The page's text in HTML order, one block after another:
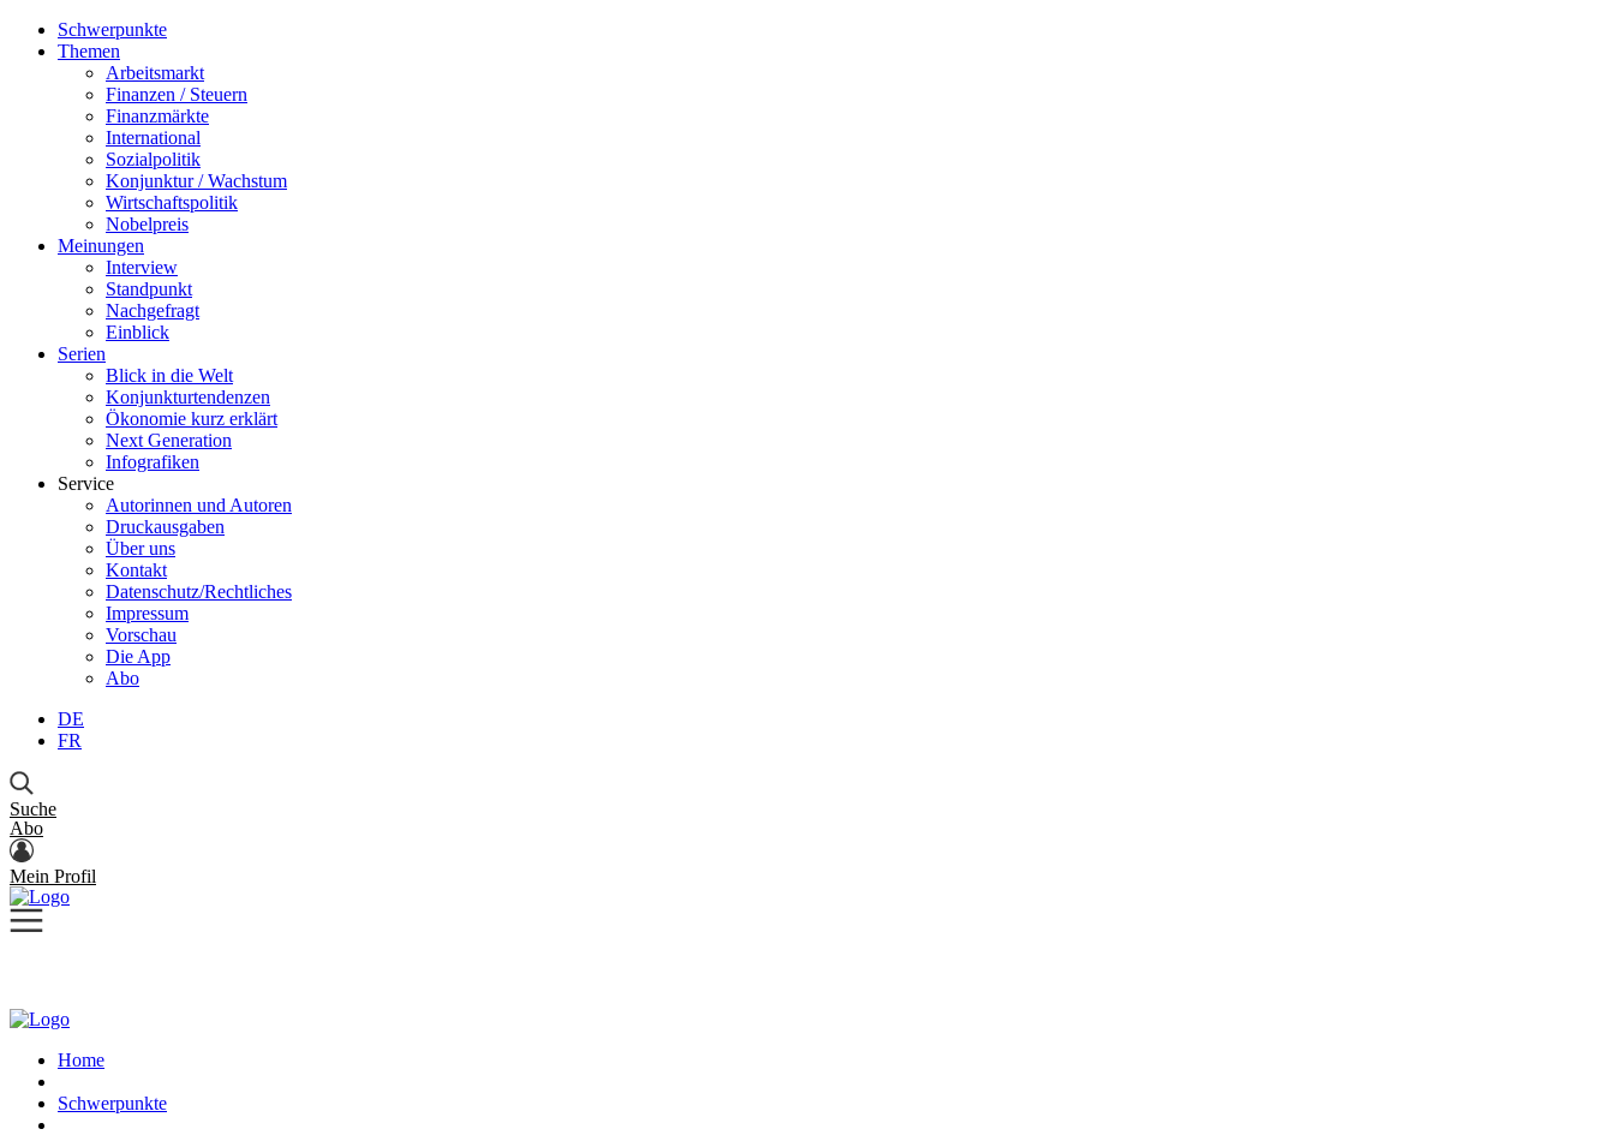
Schwerpunkte
Themen
Arbeitsmarkt
Finanzen / Steuern
Finanzmärkte
International
Sozialpolitik
Konjunktur / Wachstum
Wirtschaftspolitik
Nobelpreis
Meinungen
Interview
Standpunkt
Nachgefragt
Einblick
Serien
Blick in die Welt
Konjunkturtendenzen
Ökonomie kurz erklärt
Next Generation
Infografiken
Service
Autorinnen und Autoren
Druckausgaben
Über uns
Kontakt
Datenschutz/Rechtliches
Impressum
Vorschau
Die App
Abo
DE
FR
Suche
Abo
Mein Profil
Home
Schwerpunkte